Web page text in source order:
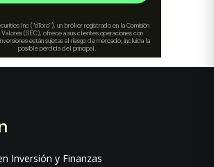
Inversión y Finanzas